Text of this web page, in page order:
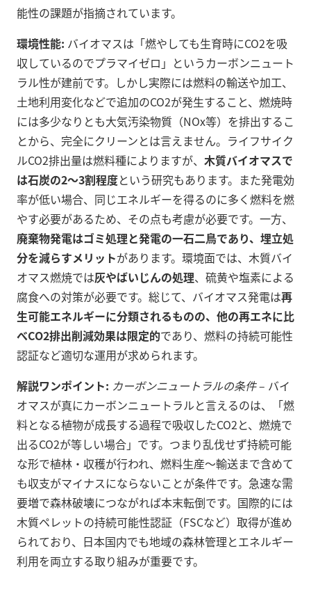
能性の課題が指摘されています。
環境性能: バイオマスは「燃やしても生育時にCO2を吸
収しているのでプラマイゼロ」というカーボンニュート
ラル性が建前です。しかし実際には燃料の輸送や加工、
土地利用変化などで追加のCO2が発生すること、燃焼時
には多少なりとも大気汚染物質（NOx等）を排出するこ
とから、完全にクリーンとは言えません。ライフサイク
ルCO2排出量は燃料種によりますが、 木質バイオマスで
は石炭の2～3割程度という研究もあります。また発電効
率が低い場合、同じエネルギーを得るのに多く燃料を燃
やす必要があるため、その点も考慮が必要です。一方、
廃棄物発電はゴミ処理と発電の一石二鳥であり、埋立処
分を減らすメリットがあります。環境面では、木質バイ
オマス燃焼では灰やばいじんの処理、硫黄や塩素による
腐食への対策が必要です。総じて、バイオマス発電は再
生可能エネルギーに分類されるものの、他の再エネに比
べCO2排出削減効果は限定的であり、燃料の持続可能性
認証など適切な運用が求められます。
解説ワンポイント: カーボンニュートラルの条件– バイ
オマスが真にカーボンニュートラルと言えるのは、「燃
料となる植物が成長する過程で吸収したCO2と、燃焼で
出るCO2が等しい場合」です。つまり乱伐せず持続可能
な形で植林・収穫が行われ、燃料生産～輸送まで含めて
も収支がマイナスにならないことが条件です。急速な需
要増で森林破壊につながれば本末転倒です。国際的には
木質ペレットの持続可能性認証（FSCなど）取得が進め
られており、日本国内でも地域の森林管理とエネルギー
利用を両立する取り組みが重要です。